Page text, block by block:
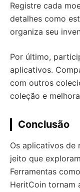
Registre cada
detalhes como
organiza seu
Por último,
aplicativos.
com outros
coleção e
Conclusão
Os aplicativos de
jeito que
Ferramentas
HeritCoin tornam